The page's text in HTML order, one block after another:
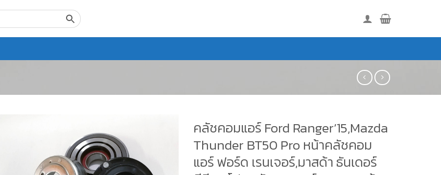
คลัชคอมแอร์ Ford Ranger’15,Mazda
Thunder BT50 Pro หน้าคลัชคอม
แอร์ ฟอร์ด เรนเจอร์,มาสด้า ธันเดอร์